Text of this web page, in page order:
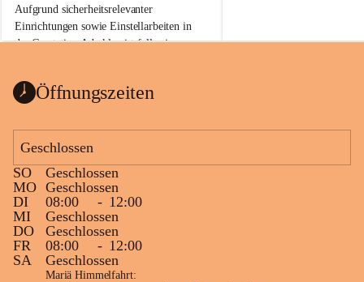
Aufgrund sicherheitsrelevanter
Einrichtungen sowie Einstellarbeiten in
der Gasstation Aderklaa ist fallweise
kommenden Tagen und Wochen wird
sein.
Die OMV Austria ist bemüht, für die
Bevölkerung ungewohnte, jedoch
technisch notwendige Betriebszustände so
kurz wie möglich zu halten.
Wir bitten daher die umliegende
Bevölkerung um Verständnis.
Öffnungszeiten
Geschlossen
SO
Geschlossen
MO Geschlossen
DI
08:00 - 12:00
MI
Geschlossen
DO
Geschlossen
FR
08:00 - 12:00
SA
Geschlossen
Mariä Himmelfahrt: